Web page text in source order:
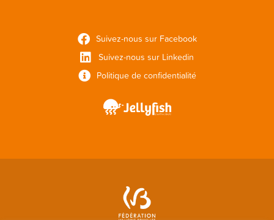
Suivez-nous sur Facebook
Suivez-nous sur Linkedin
Politique de confidentialité